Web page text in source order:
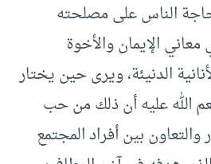
الناس على مصلحته
الإيمان والأخوة
الدنيئة، ويرى حين يختار
الله عليه أن ذلك من حب
والتعاون بين أفراد المجتمع